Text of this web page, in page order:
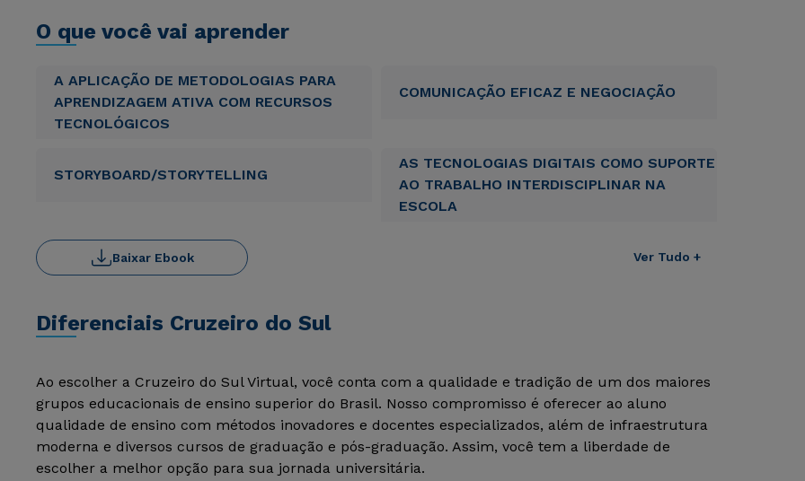
O que você vai aprender
A APLICAÇÃO DE METODOLOGIAS PARA
APRENDIZAGEM ATIVA COM RECURSOS
TECNOLÓGICOS
COMUNICAÇÃO EFICAZ E NEGOCIAÇÃO
STORYBOARD/STORYTELLING
AS TECNOLOGIAS DIGITAIS COMO SUPORTE
AO TRABALHO INTERDISCIPLINAR NA
ESCOLA
Ver Tudo +
Baixar Ebook
Diferenciais Cruzeiro do Sul
Ao escolher a Cruzeiro do Sul Virtual, você conta com a qualidade e tradição de um dos maiores
grupos educacionais de ensino superior do Brasil. Nosso compromisso é oferecer ao aluno
qualidade de ensino com métodos inovadores e docentes especializados, além de infraestrutura
moderna e diversos cursos de graduação e pós-graduação. Assim, você tem a liberdade de
escolher a melhor opção para sua jornada universitária.